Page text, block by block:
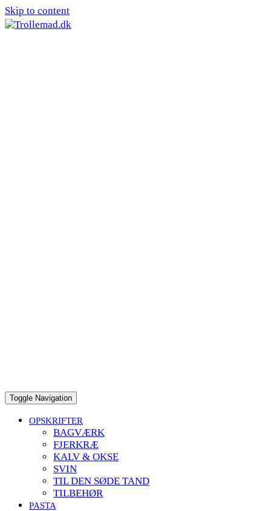
Skip to content
Toggle Navigation
OPSKRIFTER
BAGVÆRK
FJERKRÆ
KALV & OKSE
SVIN
TIL DEN SØDE TAND
TILBEHØR
PASTA